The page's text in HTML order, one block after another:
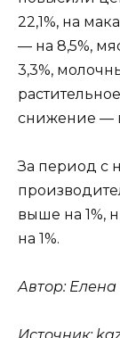
22,1%, на
— на 8,5%,
3,3%,
снижение —
За период с
выше на 1%,
на 1%.
Автор: